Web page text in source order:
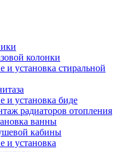
колонки
и установка стиральной
и установка биде
радиаторов отопления
ванны
кабины
и установка